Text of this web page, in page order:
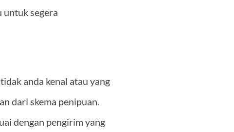
untuk segera
anda kenal atau yang
dari skema penipuan.
dengan pengirim yang